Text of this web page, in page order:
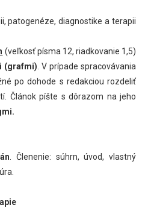
patogenéze, diagnostike a terapii
(veľkosť písma 12, riadkovanie 1,5)
(grafmi) . V prípade spracovávania
po dohode s redakciou rozdeliť
Článok píšte s dôrazom na jeho
. Členenie: súhrn, úvod, vlastný